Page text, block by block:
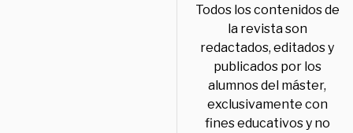
Todos los contenidos de
la revista son
redactados, editados y
publicados por los
alumnos del máster,
exclusivamente con
fines educativos y no